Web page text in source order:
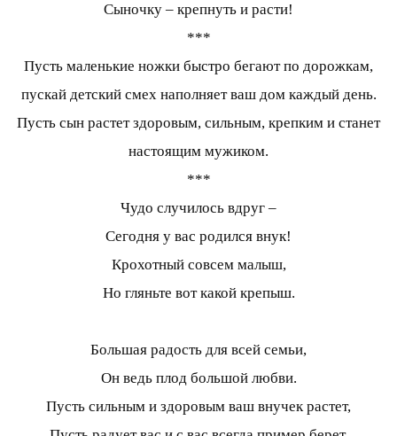
Сыночку – крепнуть и расти!
***
Пусть маленькие ножки быстро бегают по дорожкам,
пускай детский смех наполняет ваш дом каждый день.
Пусть сын растет здоровым, сильным, крепким и станет
настоящим мужиком.
***
Чудо случилось вдруг –
Сегодня у вас родился внук!
Крохотный совсем малыш,
Но гляньте вот какой крепыш.
Большая радость для всей семьи,
Он ведь плод большой любви.
Пусть сильным и здоровым ваш внучек растет,